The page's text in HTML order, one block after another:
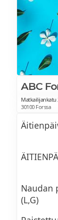
ABC
Matkailijankatu
30100 Forssa
Naudan
(L,G)